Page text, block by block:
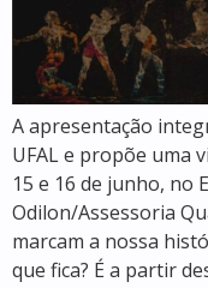
A apresentação
UFAL e propõe uma
15 e 16 de junho, no
Odilon/Assessoria
marcam a nossa
que fica? É a partir